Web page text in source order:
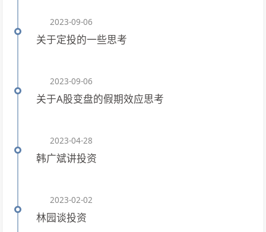
2023-09-06
关于定投的一些思考
2023-09-06
关于A股变盘的假期效应思考
2023-04-28
韩广斌讲投资
2023-02-02
林园谈投资